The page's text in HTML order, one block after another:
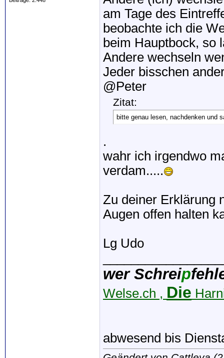
am Tage des
beobachte ich die
beim Hauptbock, so
Andere wechseln
Jeder bisschen
@Peter
Zitat:
bitte genau lesen, nachdenken und
.
wahr ich irgendwo
verdam.....
Zu deiner Erklärung
Augen offen halten
Lg Udo
wer Schreip
Welse.ch , Die
abwesend bis